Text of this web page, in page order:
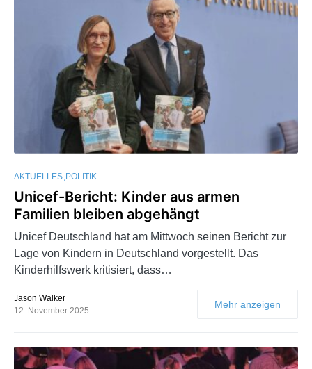
AKTUELLES POLITIK
Unicef-Bericht: Kinder aus armen
Familien bleiben abgehängt
Unicef Deutschland hat am Mittwoch seinen Bericht zur
Lage von Kindern in Deutschland vorgestellt. Das
Kinderhilfswerk kritisiert, dass…
Jason Walker
12. November 2025
Mehr anzeigen